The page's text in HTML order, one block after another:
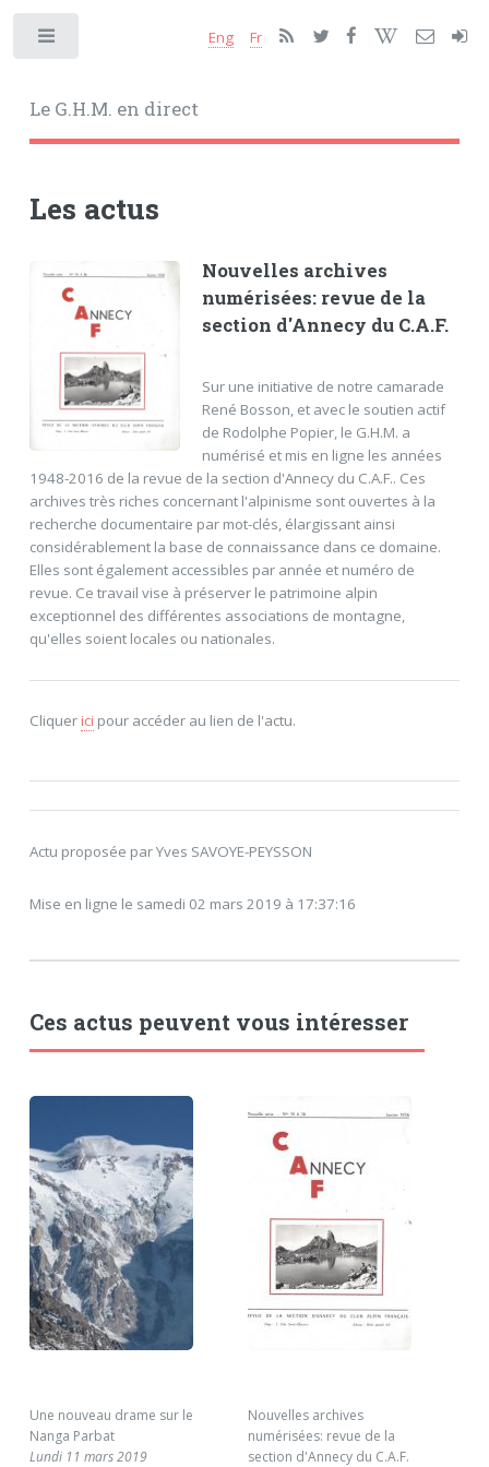
Le G.H.M. en direct
Eng Fr
Les actus
Nouvelles archives
numérisées: revue de la
section d'Annecy du C.A.F.
Sur une initiative de notre camarade
René Bosson, et avec le soutien actif
de Rodolphe Popier, le G.H.M. a
numérisé et mis en ligne les années
1948-2016 de la revue de la section d'Annecy du C.A.F.. Ces
archives très riches concernant l'alpinisme sont ouvertes à la
recherche documentaire par mot-clés, élargissant ainsi
considérablement la base de connaissance dans ce domaine.
Elles sont également accessibles par année et numéro de
revue. Ce travail vise à préserver le patrimoine alpin
exceptionnel des différentes associations de montagne,
qu'elles soient locales ou nationales.
Cliquerici pour accéder au lien de l'actu.
Actu proposée par Yves SAVOYE-PEYSSON
Mise en ligne le samedi 02 mars 2019 à 17:37:16
Ces actus peuvent vous intéresser
Une nouveau drame sur le
Nanga Parbat
Lundi 11 mars 2019
Nouvelles archives
numérisées: revue de la
section d'Annecy du C.A.F.